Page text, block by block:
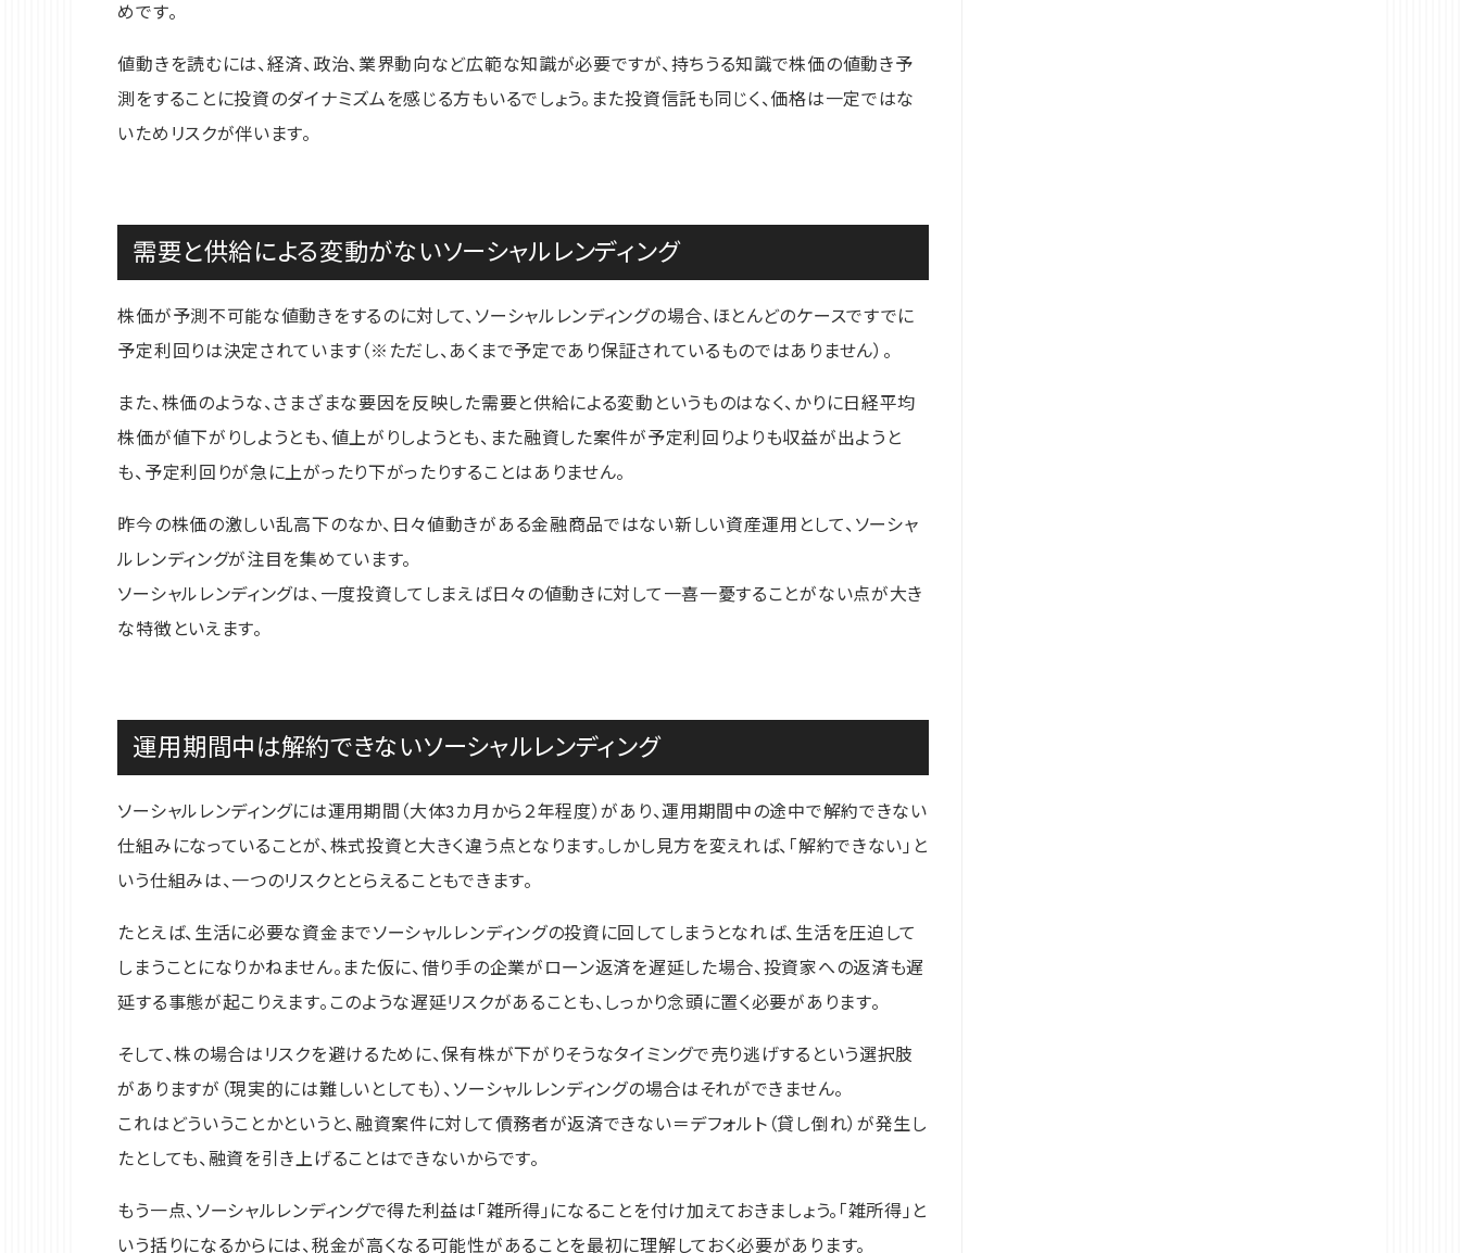
めです。
値動きを読むには、経済、政治、業界動向など広範な知識が必要ですが、持ちうる知識で株価の値動き予
測をすることに投資のダイナミズムを感じる方もいるでしょう。また投資信託も同じく、価格は一定ではな
いためリスクが伴います。
需要と供給による変動がないソーシャルレンディング
株価が予測不可能な値動きをするのに対して、ソーシャルレンディングの場合、ほとんどのケースですでに
予定利回りは決定されています（※ただし、あくまで予定であり保証されているものではありません）。
また、株価のような、さまざまな要因を反映した需要と供給による変動というものはなく、かりに日経平均
株価が値下がりしようとも、値上がりしようとも、また融資した案件が予定利回りよりも収益が出ようと
も、予定利回りが急に上がったり下がったりすることはありません。
昨今の株価の激しい乱高下のなか、日々値動きがある金融商品ではない新しい資産運用として、ソーシャ
ルレンディングが注目を集めています。
ソーシャルレンディングは、一度投資してしまえば日々の値動きに対して一喜一憂することがない点が大き
な特徴といえます。
運用期間中は解約できないソーシャルレンディング
ソーシャルレンディングには運用期間（大体3カ月から２年程度）があり、運用期間中の途中で解約できない
仕組みになっていることが、株式投資と大きく違う点となります。しかし見方を変えれば、「解約できない」と
いう仕組みは、一つのリスクととらえることもできます。
たとえば、生活に必要な資金までソーシャルレンディングの投資に回してしまうとなれば、生活を圧迫して
しまうことになりかねません。また仮に、借り手の企業がローン返済を遅延した場合、投資家への返済も遅
延する事態が起こりえます。このような遅延リスクがあることも、しっかり念頭に置く必要があります。
そして、株の場合はリスクを避けるために、保有株が下がりそうなタイミングで売り逃げするという選択肢
がありますが（現実的には難しいとしても）、ソーシャルレンディングの場合はそれができません。
これはどういうことかというと、融資案件に対して債務者が返済できない＝デフォルト（貸し倒れ）が発生し
たとしても、融資を引き上げることはできないからです。
もう一点、ソーシャルレンディングで得た利益は「雑所得」になることを付け加えておきましょう。「雑所得」と
いう括りになるからには、税金が高くなる可能性があることを最初に理解しておく必要があります。